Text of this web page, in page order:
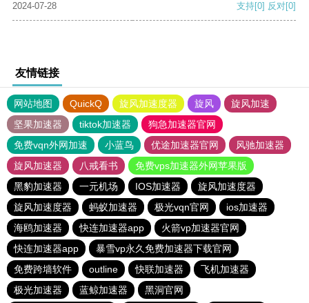
2024-07-28
支持[0] 反对[0]
友情链接
网站地图 QuickQ 旋风加速度器 旋风
旋风加速
坚果加速器
tiktok加速器
狗急加速器官网
免费vqn外网加速
小蓝鸟 优途加速器官网
风驰加速器
旋风加速器
八戒看书
免费vps加速器外网苹果版
黑豹加速器
一元机场 IOS加速器
旋风加速度器
旋风加速度器
蚂蚁加速器 极光vqn官网
ios加速器
海鸥加速器
快连加速器app
火箭vp加速器官网
快连加速器app
暴雪vp永久免费加速器下载官网
免费跨墙软件
outline 快联加速器
飞机加速器
极光加速器
蓝鲸加速器
黑洞官网